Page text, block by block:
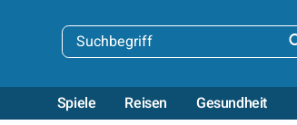
Spiele Reisen Gesundheit